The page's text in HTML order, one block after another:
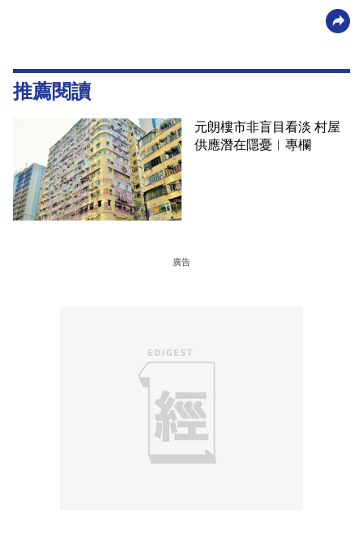
推薦閱讀
元朗樓市非盲目看淡 村屋
供應潛在隱憂︳專欄
廣告